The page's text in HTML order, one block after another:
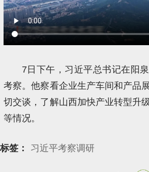
7日下午，习近平总书记在阳
考察。他察看企业生产车间和产品
切交谈，了解山西加快产业转型升
等情况。
标签： 习近平考察调研